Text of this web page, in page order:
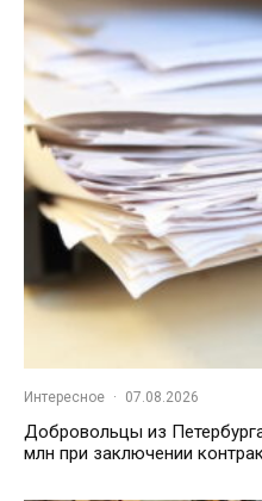
Интересное · 07.08.2026
Добровольцы из
млн при заключении